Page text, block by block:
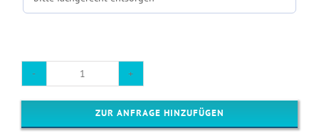
Syncaset
4/8
SpurZUR ANFRAGE HINZUFÜGEN